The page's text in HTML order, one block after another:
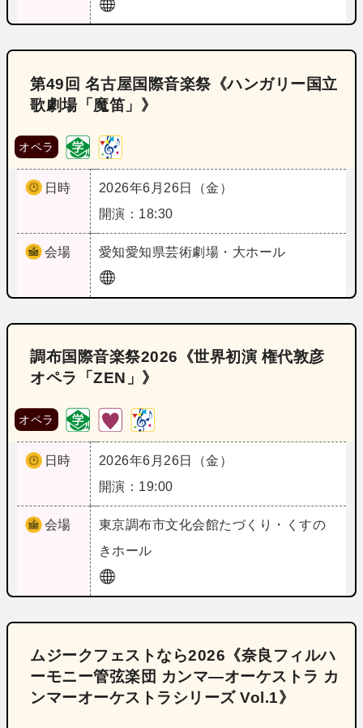
第49回 名古屋国際音楽祭《ハンガリー国立
歌劇場「魔笛」》
オペラ
日時
2026年6月26日（金）
開演：18:30
会場 愛知愛知県芸術劇場・大ホール
調布国際音楽祭2026《世界初演 権代敦彦
オペラ「ZEN」》
オペラ
日時
2026年6月26日（金）
開演：19:00
会場 東京調布市文化会館たづくり・くすの
きホール
ムジークフェストなら2026《奈良フィルハ
ーモニー管弦楽団 カンマ―オーケストラ カ
ンマーオーケストラシリーズ Vol.1》